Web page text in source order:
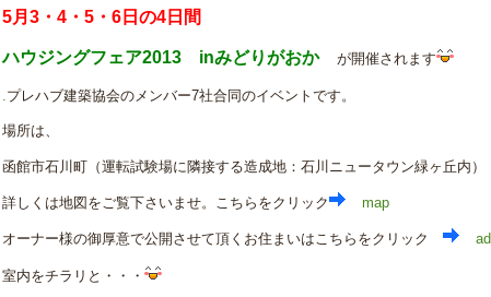
5月3・4・5・6日の4日間
ハウジングフェア2013 inみどりがおか が開催されます
.プレハブ建築協会のメンバー7社合同のイベントです。
場所は、
函館市石川町（運転試験場に隣接する造成地：石川ニュータウン緑ヶ丘内）
詳しくは地図をご覧下さいませ。こちらをクリック map
オーナー様の御厚意で公開させて頂くお住まいはこちらをクリック ad
室内をチラリと・・・